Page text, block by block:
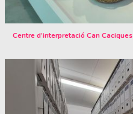
Centre d’interpretació Can Caciques